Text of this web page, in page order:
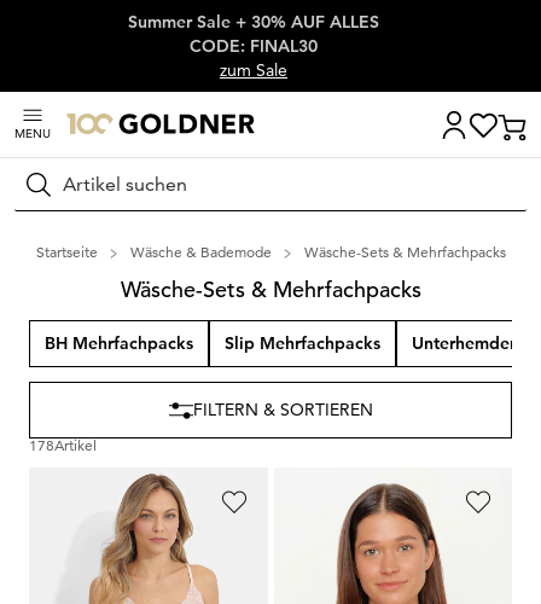
Überspringe Navigation, direkt zum Content
Summer Sale + 30% AUF ALLES
CODE: FINAL30
zum Sale
MENU
Suchen
Startseite Wäsche & Bademode Wäsche-Sets & Mehrfachpacks
Wäsche-Sets & Mehrfachpacks
BH Mehrfachpacks Slip Mehrfachpacks Unterhemden
178Artikel
FILTERN & SORTIEREN
Trägerhemd mit Spitze im 2er-Pack
69,95 € 54,95 €